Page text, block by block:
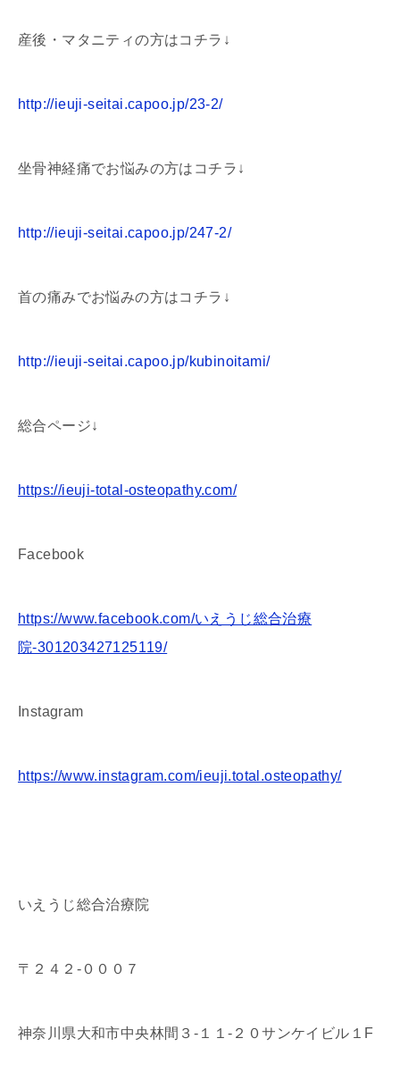
産後・マタニティの方はコチラ↓
http://ieuji-seitai.capoo.jp/23-2/
坐骨神経痛でお悩みの方はコチラ↓
http://ieuji-seitai.capoo.jp/247-2/
首の痛みでお悩みの方はコチラ↓
http://ieuji-seitai.capoo.jp/kubinoitami/
総合ページ↓
https://ieuji-total-osteopathy.com/
Facebook
https://www.facebook.com/いえうじ総合治療
院-301203427125119/
Instagram
https://www.instagram.com/ieuji.total.osteopathy/
いえうじ総合治療院
〒２４２-０００７
神奈川県大和市中央林間３-１１-２０サンケイビル１F